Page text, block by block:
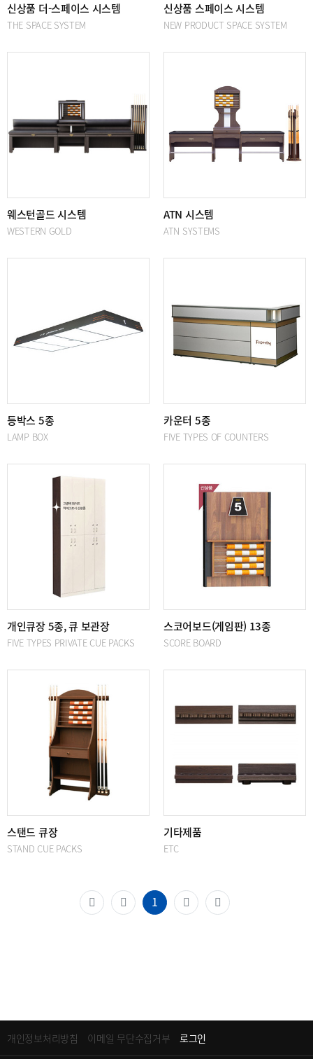
신상품 더-스페이스 시스템
THE SPACE SYSTEM
신상품 스페이스 시스템
NEW PRODUCT SPACE SYSTEM
웨스턴골드 시스템
WESTERN GOLD
ATN 시스템
ATN SYSTEMS
등박스 5종
LAMP BOX
카운터 5종
FIVE TYPES OF COUNTERS
개인큐장 5종, 큐 보관장
FIVE TYPES PRIVATE CUE PACKS
스코어보드(게임판) 13종
SCORE BOARD
스탠드 큐장
STAND CUE PACKS
기타제품
ETC
1(current)
개인정보처리방침 이메일 무단수집거부 로그인